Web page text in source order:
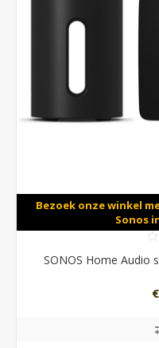
Bezoek onze winkel
Sonos
SONOS Home Audio